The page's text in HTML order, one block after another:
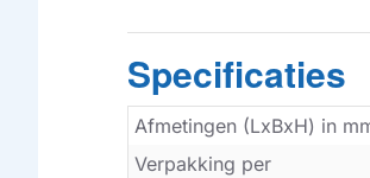
Specificaties
Afmetingen (LxBxH) in
Verpakking per